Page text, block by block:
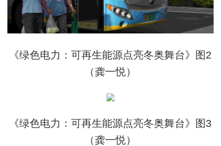
《绿色电力：可再生能源点亮冬奥舞台》图2
（龚一悦）
《绿色电力：可再生能源点亮冬奥舞台》图3
（龚一悦）